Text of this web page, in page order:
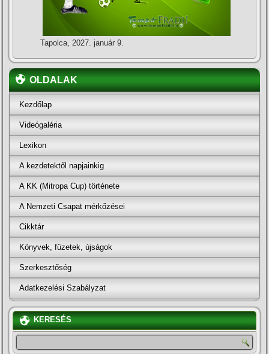
Tapolca, 2027. január 9.
OLDALAK
Kezdőlap
Videógaléria
Lexikon
A kezdetektől napjainkig
A KK (Mitropa Cup) története
A Nemzeti Csapat mérkőzései
Cikktár
Könyvek, füzetek, újságok
Szerkesztőség
Adatkezelési Szabályzat
KERESÉS